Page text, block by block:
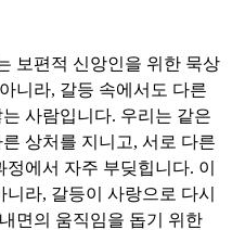
보편적 신앙인을 위한 묵상
니라, 갈등 속에서도 다른
사람입니다. 우리는 같은
상처를 지니고,서로 다른
정에서 자주 부딪힙니다. 이
니라, 갈등이 사랑으로 다시
면의 움직임을 돕기 위한